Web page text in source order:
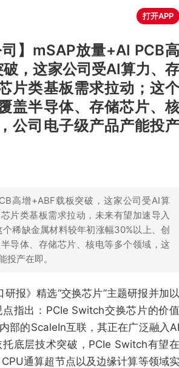
打开APP
司】mSAP放量+AI PCB高
，这家公司受AI算力、存
片类基板需求拉动；这个
盖半导体、存储芯片、核
公司电子级产品产能投产
高增+ABF载板突破，这家公司受AI算
片类基板需求拉动，未来有望加速导入
稀缺金属材料较年初涨幅30%以上、创
导体、存储芯片、核电等多个领域，这
投产在即。
报》精选“交换芯片”主题研报并加以
指出：PCIe Switch交换芯片的价值
部的ScaleIn互联，其正在广泛融入AI
底层技术突破，PCIe Switch有望在
通算超节点以及边缘计算等领域实